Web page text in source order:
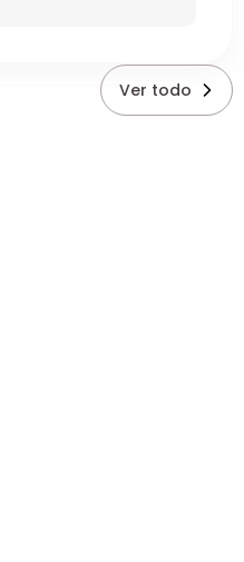
Ver todo